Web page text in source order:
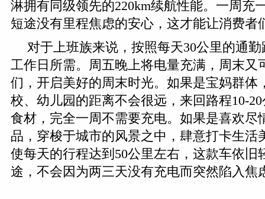
淋拥有同级领先的220km续航性能。一周充
短途没有里程焦虑的安心，这才能让消费者
对于上班族来说，按照每天30公里的通
工作日所需。周五晚上将电量充满，周末又
们，开启美好的周末时光。如果是宝妈群体
校、幼儿园的距离不会很远，来回路程10-
食材，完全一周不需要充电。如果是喜欢尽
品，穿梭于城市的风景之中，肆意打卡生活
使每天的行程达到50公里左右，这款车依旧
途，不会因为两三天没有充电而突然陷入焦